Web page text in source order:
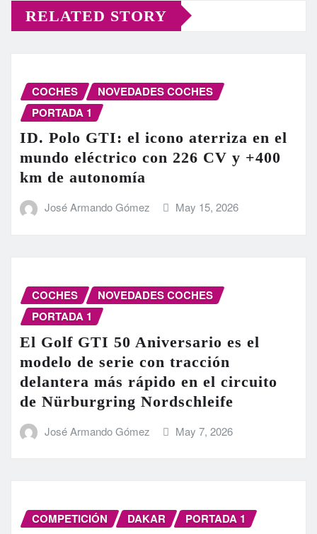
RELATED STORY
COCHES
NOVEDADES COCHES
PORTADA 1
ID. Polo GTI: el icono aterriza en el
mundo eléctrico con 226 CV y +400
km de autonomía
José Armando Gómez May 15, 2026
COCHES
NOVEDADES COCHES
PORTADA 1
El Golf GTI 50 Aniversario es el
modelo de serie con tracción
delantera más rápido en el circuito
de Nürburgring Nordschleife
José Armando Gómez May 7, 2026
COMPETICIÓN DAKAR PORTADA 1